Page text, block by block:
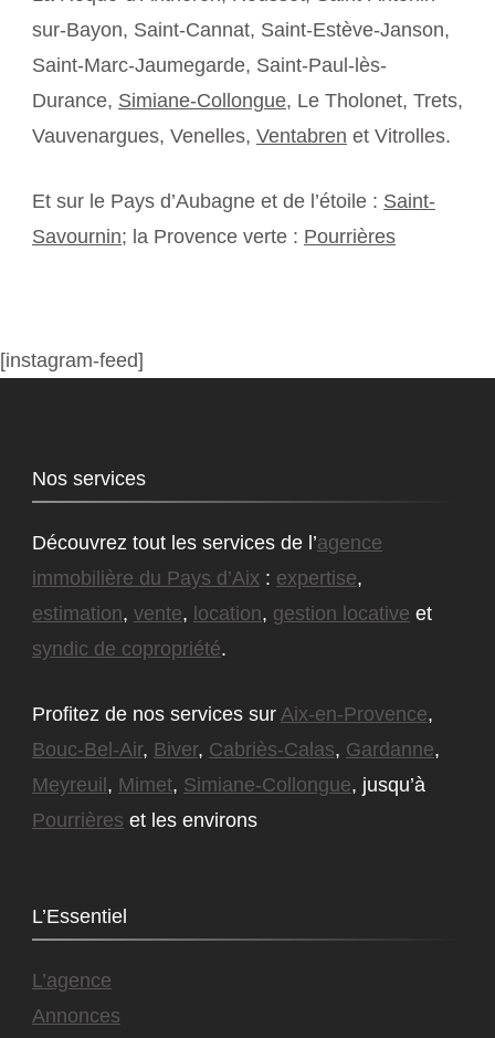
sur-Bayon, Saint-Cannat, Saint-Estève-Janson,
Saint-Marc-Jaumegarde, Saint-Paul-lès-
Durance, Simiane-Collongue, Le Tholonet, Trets,
Vauvenargues, Venelles, Ventabren et Vitrolles.
Et sur le Pays d’Aubagne et de l’étoile : Saint-
Savournin; la Provence verte : Pourrières
[instagram-feed]
Nos services
Découvrez tout les services de l’agence
immobilière du Pays d’Aix : expertise,
estimation, vente, location, gestion locative et
syndic de copropriété.
Profitez de nos services sur Aix-en-Provence,
Bouc-Bel-Air, Biver, Cabriès-Calas, Gardanne,
Meyreuil, Mimet, Simiane-Collongue, jusqu’à
Pourrières et les environs
L’Essentiel
L’agence
Annonces